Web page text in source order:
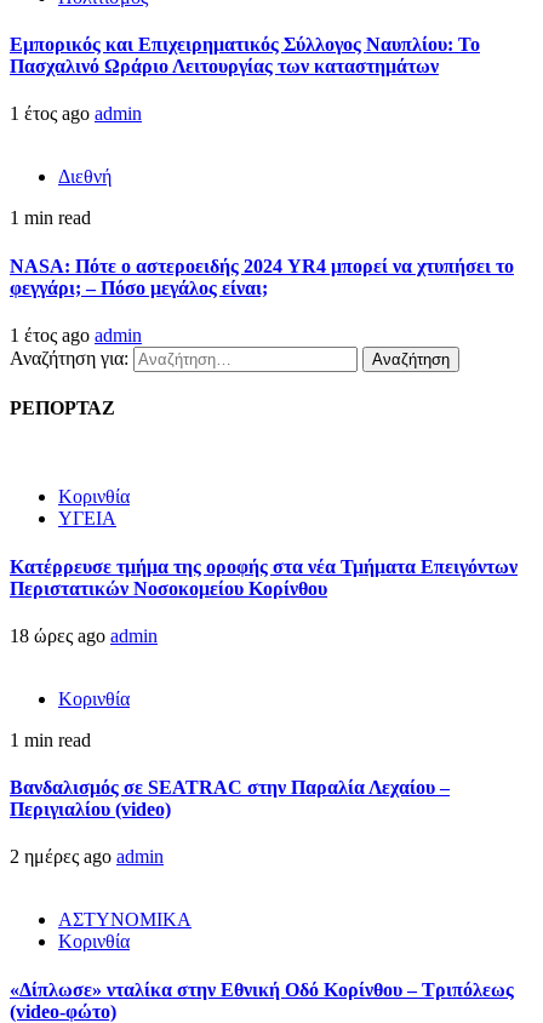
Εμπορικός και Επιχειρηματικός Σύλλογος Ναυπλίου: Το
Πασχαλινό Ωράριο Λειτουργίας των καταστημάτων
1 έτος ago admin
Διεθνή
1 min read
NASA: Πότε ο αστεροειδής 2024 YR4 μπορεί να χτυπήσει το
φεγγάρι; – Πόσο μεγάλος είναι;
1 έτος ago admin
Αναζήτηση για:
ΡΕΠΟΡΤΑΖ
Κορινθία
ΥΓΕΙΑ
Kατέρρευσε τμήμα της οροφής στα νέα Τμήματα Επειγόντων
Περιστατικών Νοσοκομείου Κορίνθου
18 ώρες ago admin
Κορινθία
1 min read
Βανδαλισμός σε SEATRAC στην Παραλία Λεχαίου –
Περιγιαλίου (video)
2 ημέρες ago admin
ΑΣΤΥΝΟΜΙΚΑ
Κορινθία
«Δίπλωσε» νταλίκα στην Εθνική Oδό Κορίνθου – Τριπόλεως
(video-φώτο)